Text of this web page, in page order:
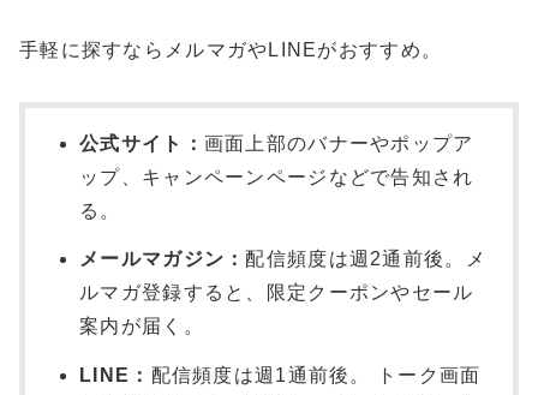
手軽に探すならメルマガやLINEがおすすめ。
公式サイト： 画面上部のバナーやポップア
ップ、キャンペーンページなどで告知され
る。
メールマガジン： 配信頻度は週2通前後。メ
ルマガ登録すると、限定クーポンやセール
案内が届く。
LINE： 配信頻度は週1通前後。 トーク画面